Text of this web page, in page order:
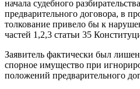
начала судебного
предварительного договора, в
толкование привело бы к
частей 1,2,3 статьи 35
Заявитель фактически был
спорное имущество при
положений предварительного